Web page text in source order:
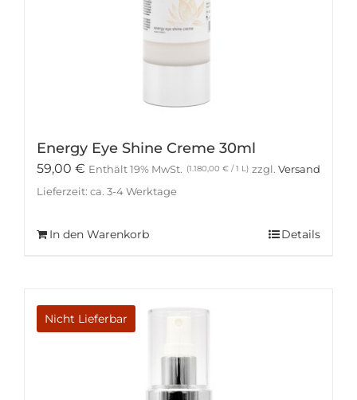
Energy Eye Shine Creme 30ml
59,00 € Enthält 19% MwSt. (1.180,00 € / 1 L) zzgl. Versand
Lieferzeit: ca. 3-4 Werktage
In den Warenkorb Details
Nicht Lieferbar